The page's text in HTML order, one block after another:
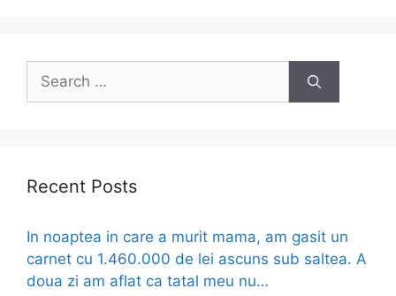
Search
for:
Recent Posts
In noaptea in care a murit mama, am gasit un
carnet cu 1.460.000 de lei ascuns sub saltea. A
doua zi am aflat ca tatal meu nu…